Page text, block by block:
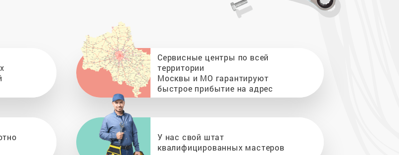
Сервисные центры по всей
территории
Москвы и МО гарантируют
быстрое прибытие на адрес
У нас свой штат
квалифицированных мастеров